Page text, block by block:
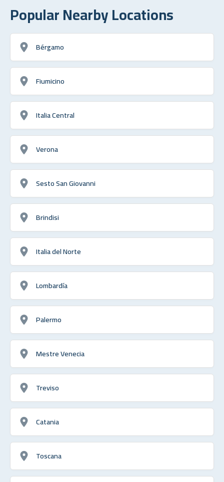
Popular Nearby Locations
Bérgamo
Fiumicino
Italia Central
Verona
Sesto San Giovanni
Brindisi
Italia del Norte
Lombardía
Palermo
Mestre Venecia
Treviso
Catania
Toscana